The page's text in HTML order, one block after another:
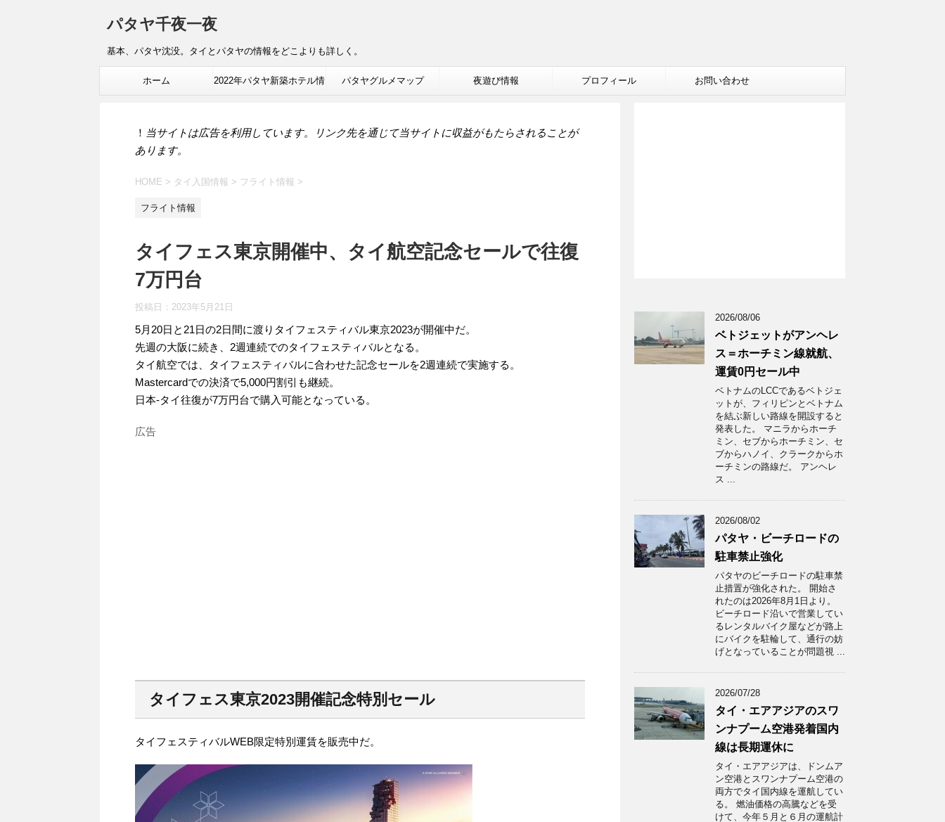
パタヤ千夜一夜
基本、パタヤ沈没。タイとパタヤの情報をどこよりも詳しく。
ホーム 2022年パタヤ新築ホテル情 パタヤグルメマップ 夜遊び情報 プロフィール お問い合わせ
！ 当サイトは広告を利用しています。リンク先を通じて当サイトに収益がもたらされることが
あります。
HOME > タイ入国情報 > フライト情報 >
フライト情報
タイフェス東京開催中、タイ航空記念セールで往復
7万円台
投稿日： 2023年5月21日
5月20日と21日の2日間に渡りタイフェスティバル東京2023が開催中だ。
先週の大阪に続き、2週連続でのタイフェスティバルとなる。
タイ航空では、タイフェスティバルに合わせた記念セールを2週連続で実施する。
Mastercardでの決済で5,000円割引も継続。
日本-タイ往復が7万円台で購入可能となっている。
広告
タイフェス東京2023開催記念特別セール
タイフェスティバルWEB限定特別運賃を販売中だ。
2026/08/06
ベトジェットがアンヘレ
ス＝ホーチミン線就航、
運賃0円セール中
ベトナムのLCCであるベトジェ
ットが、フィリピンとベトナム
を結ぶ新しい路線を開設すると
発表した。 マニラからホーチ
ミン、セブからホーチミン、セ
ブからハノイ、クラークからホ
ーチミンの路線だ。 アンヘレ
ス ...
2026/08/02
パタヤ・ビーチロードの
駐車禁止強化
パタヤのビーチロードの駐車禁
止措置が強化された。 開始さ
れたのは2026年8月1日より。
ビーチロード沿いで営業してい
るレンタルバイク屋などが路上
にバイクを駐輪して、通行の妨
げとなっていることが問題視 ...
2026/07/28
タイ・エアアジアのスワ
ンナプーム空港発着国内
線は長期運休に
タイ・エアアジアは、ドンムア
ン空港とスワンナプーム空港の
両方でタイ国内線を運航してい
る。 燃油価格の高騰などを受
けて、今年５月と６月の運航計